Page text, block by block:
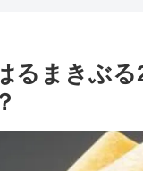
るまきぶ